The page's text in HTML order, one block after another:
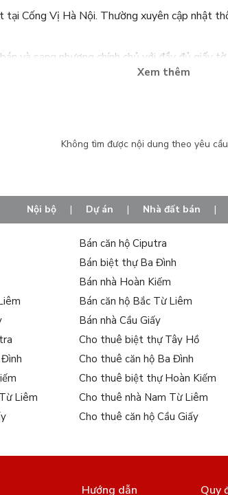
Cống Vị Hà Nội. Thường xuyên cập nhật
và sang nhượng chính chủ với đầy đủ
Xem thêm
Không tìm được nội dung theo yêu
Nội bộ | Dự án | Nhà đất bán |
Bán căn hộ Ciputra
Bán biệt thự Ba Đình
Bán nhà Hoàn Kiếm
Bán căn hộ Bắc Từ Liêm
Bán nhà Cầu Giấy
Cho thuê biệt thự Tây Hồ
Cho thuê căn hộ Ba Đình
Cho thuê biệt thự Hoàn Kiếm
Liêm Cho thuê nhà Nam Từ Liêm
Cho thuê căn hộ Cầu Giấy
Hướng dẫn Quy